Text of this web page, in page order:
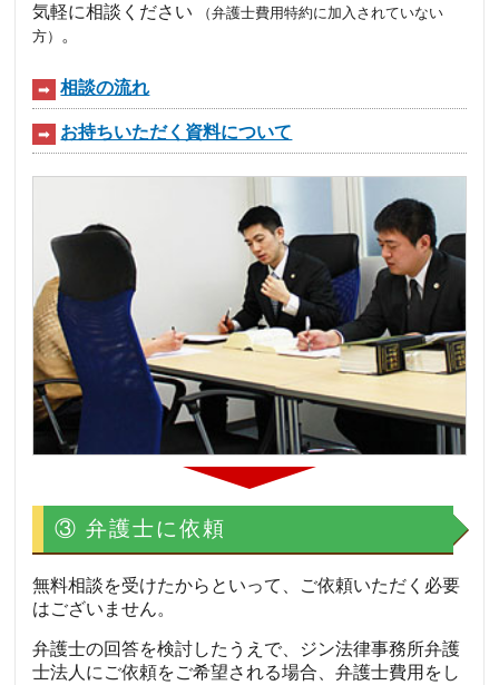
気軽に相談ください （弁護士費用特約に加入されていない
方）
。
➡ 相談の流れ
➡ お持ちいただく資料について
③ 弁護士に依頼
無料相談を受けたからといって、ご依頼いただく必要
はございません。
弁護士の回答を検討したうえで、ジン法律事務所弁護
士法人にご依頼をご希望される場合、弁護士費用をし